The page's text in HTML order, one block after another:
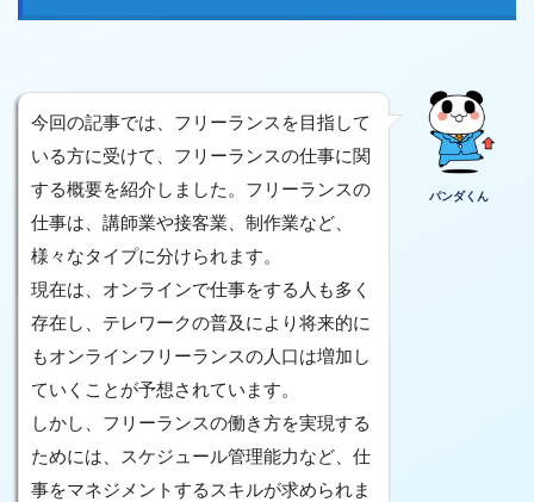
今回の記事では、フリーランスを目指して
いる方に受けて、フリーランスの仕事に関
する概要を紹介しました。フリーランスの
仕事は、講師業や接客業、制作業など、
様々なタイプに分けられます。
現在は、オンラインで仕事をする人も多く
存在し、テレワークの普及により将来的に
もオンラインフリーランスの人口は増加し
ていくことが予想されています。
しかし、フリーランスの働き方を実現する
ためには、スケジュール管理能力など、仕
事をマネジメントするスキルが求められま
パンダくん